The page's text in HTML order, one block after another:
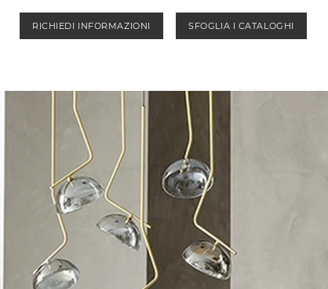
RICHIEDI INFORMAZIONI SFOGLIA I CATALOGHI